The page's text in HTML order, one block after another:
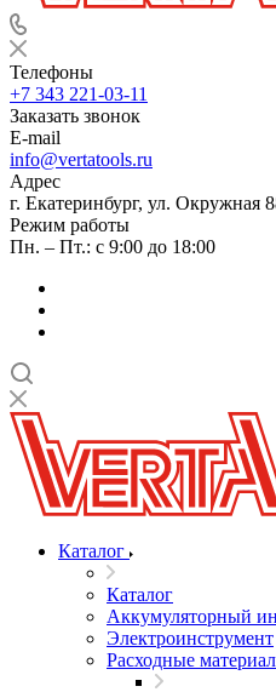
Телефоны
+7 343 221-03-11
Заказать звонок
E-mail
info@vertatools.ru
Адрес
г. Екатеринбург, ул. Окружная
Режим работы
Пн. – Пт.: с 9:00 до 18:00
Каталог
Каталог
Аккумуляторный
Электроинструмент
Расходные